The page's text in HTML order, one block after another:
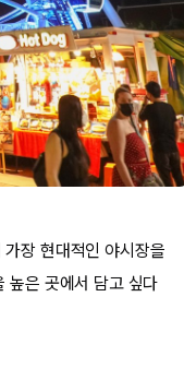
장 현대적인 야시장을
높은 곳에서 담고 싶다